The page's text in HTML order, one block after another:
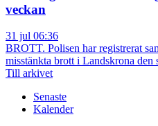
veckan
31 jul 06:36
BROTT. Polisen har registrerat
misstänkta brott i Landskrona den
Till arkivet
Senaste
Kalender